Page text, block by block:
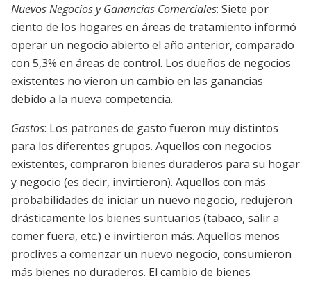
Nuevos Negocios y Ganancias Comerciales: Siete por
ciento de los hogares en áreas de tratamiento informó
operar un negocio abierto el año anterior, comparado
con 5,3% en áreas de control. Los dueños de negocios
existentes no vieron un cambio en las ganancias
debido a la nueva competencia.
Gastos: Los patrones de gasto fueron muy distintos
para los diferentes grupos. Aquellos con negocios
existentes, compraron bienes duraderos para su hogar
y negocio (es decir, invirtieron). Aquellos con más
probabilidades de iniciar un nuevo negocio, redujeron
drásticamente los bienes suntuarios (tabaco, salir a
comer fuera, etc.) e invirtieron más. Aquellos menos
proclives a comenzar un nuevo negocio, consumieron
más bienes no duraderos. El cambio de bienes